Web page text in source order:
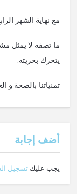
مع نهاية الشهر
ما تصفه لا يمثل
يتحرك بحريته.
تمنياتنا بالصحة و
‫أضف إجابة
يجب عليك تسجيل